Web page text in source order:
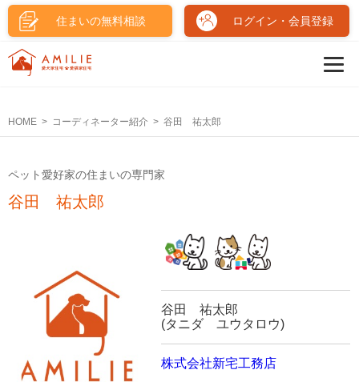
住まいの無料相談 ログイン・会員登録
HOME コーディネーター紹介 谷田 祐太郎
ペット愛好家の住まいの専門家
谷田 祐太郎
谷田 祐太郎
(タニダ ユウタロウ)
株式会社新宅工務店